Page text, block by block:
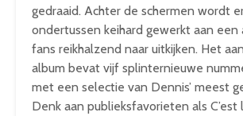
gedraaid. Achter de schermen wordt
ondertussen keihard gewerkt aan een
fans reikhalzend naar uitkijken. Het
album bevat vijf splinternieuwe
met een selectie van Dennis’ meest
Denk aan publieksfavorieten als C’est